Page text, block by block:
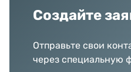
Создайте
Отправьте свои
через специальную